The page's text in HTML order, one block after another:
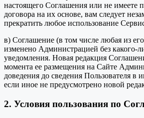
настоящего Соглашения или не имеете
договора на их основе, вам следует
прекратить любое использование
в) Соглашение (в том числе любая из
изменено Администрацией без какого-
уведомления. Новая редакция
момента ее размещения на Сайте
доведения до сведения Пользователя в
если иное не предусмотрено новой
2. Условия пользования по